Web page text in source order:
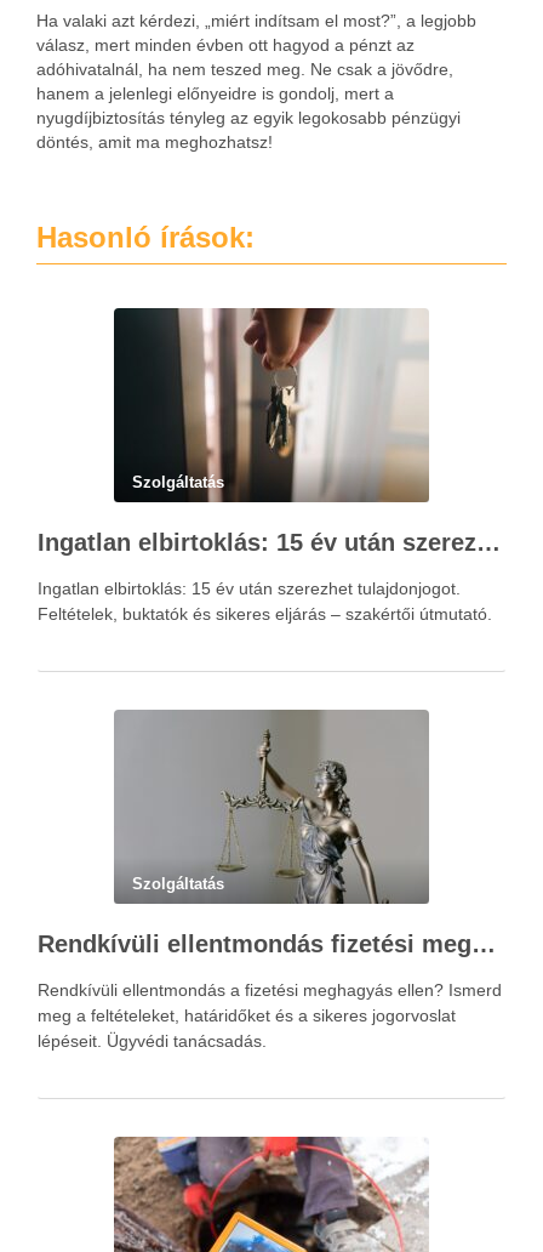
Ha valaki azt kérdezi, „miért indítsam el most?”, a legjobb
válasz, mert minden évben ott hagyod a pénzt az
adóhivatalnál, ha nem teszed meg. Ne csak a jövődre,
hanem a jelenlegi előnyeidre is gondolj, mert a
nyugdíjbiztosítás tényleg az egyik legokosabb pénzügyi
döntés, amit ma meghozhatsz!
Hasonló írások:
Szolgáltatás
Ingatlan elbirtoklás: 15 év után szerezhet tulajdonjogot – szakértői útmutató
Ingatlan elbirtoklás: 15 év után szerezhet tulajdonjogot.
Feltételek, buktatók és sikeres eljárás – szakértői útmutató.
Szolgáltatás
Rendkívüli ellentmondás fizetési meghagyás ellen – Újváry Zsolt Ügyvédi Iroda
Rendkívüli ellentmondás a fizetési meghagyás ellen? Ismerd
meg a feltételeket, határidőket és a sikeres jogorvoslat
lépéseit. Ügyvédi tanácsadás.